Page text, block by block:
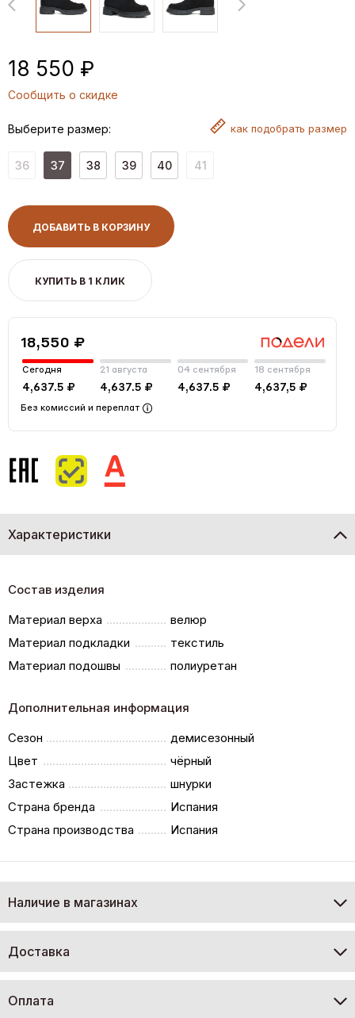
18 550 ₽
Сообщить о скидке
Выберите размер: как подобрать размер
36 37 38 39 40 41
ДОБАВИТЬ В КОРЗИНУ
КУПИТЬ В 1 КЛИК
18,550 ₽
Сегодня
4,637.5 ₽
21 августа
4,637.5 ₽
04 сентября
4,637.5 ₽
18 сентября
4,637,5 ₽
Без комиссий и переплат
Характеристики
Состав изделия
Материал верха
велюр
Материал подкладки
текстиль
Материал подошвы
полиуретан
Дополнительная информация
Сезон
демисезонный
Цвет
чёрный
Застежка
шнурки
Страна бренда
Испания
Страна производства
Испания
Наличие в магазинах
Доставка
Оплата